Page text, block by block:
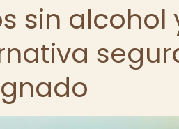
sin alcohol